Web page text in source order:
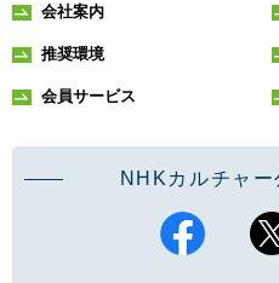
会社案内
推奨環境
会員サービス
NHKカルチャー